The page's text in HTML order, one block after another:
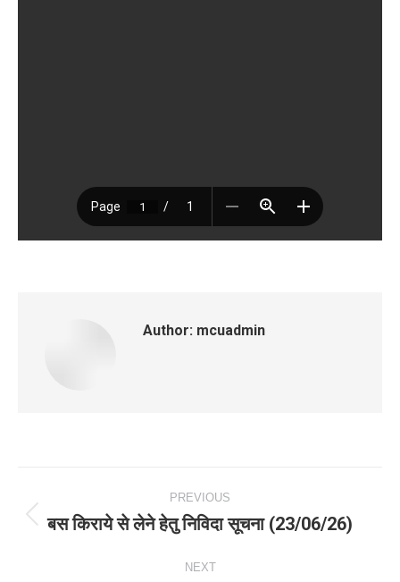
Author: mcuadmin
navigation
PREVIOUS
Previous
बस किराये से लेने हेतु निविदा सूचना (23/06/26)
NEXT